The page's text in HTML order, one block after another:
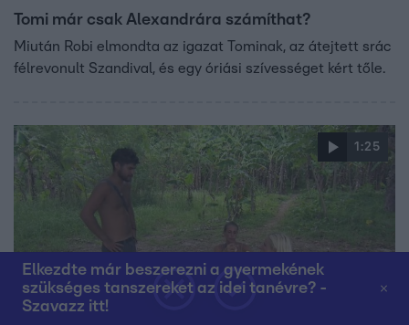
Elkezdte már beszerezni a gyermekének
szükséges tanszereket az idei tanévre? -
Szavazz itt!
Tomi már csak Alexandrára számíthat?
Miután Robi elmondta az igazat Tominak, az átejtett srác
félrevonult Szandival, és egy óriási szívességet kért tőle.
1:25